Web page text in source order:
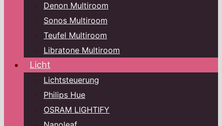
Denon Multiroom
Sonos Multiroom
Teufel Multiroom
Libratone Multiroom
Licht
Lichtsteuerung
Philips Hue
OSRAM LIGHTIFY